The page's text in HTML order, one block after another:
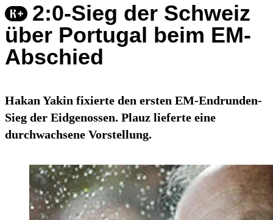
2:0-Sieg der Schweiz
über Portugal beim EM-
Abschied
Hakan Yakin fixierte den ersten EM-Endrunden-
Sieg der Eidgenossen. Plauz lieferte eine
durchwachsene Vorstellung.